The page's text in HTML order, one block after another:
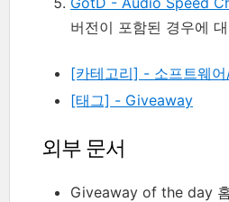
버전이 포함된 경우에
[카테고리] - 소프트웨
[태그] - Giveaway
외부 문서
Giveaway of the day